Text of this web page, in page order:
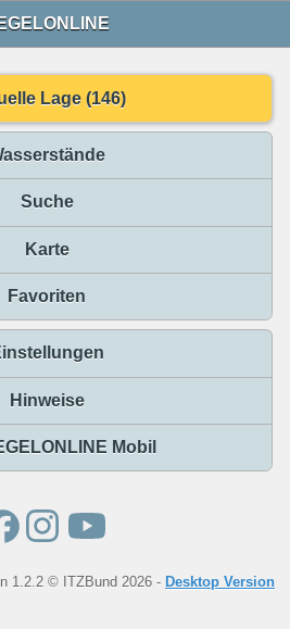
Lage (146)
Suche
Karte
Favoriten
Hinweise
Mobil
1.2.2 © ITZBund 2026 - Desktop Version